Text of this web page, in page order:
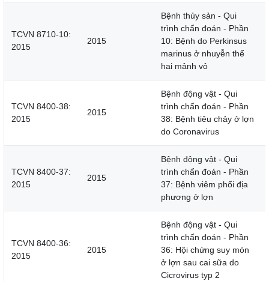
TCVN 8710-10:
2015
2015
Bệnh thủy sản - Qui
trình chẩn đoán - Phần
10: Bệnh do Perkinsus
marinus ở nhuyễn thể
hai mảnh vỏ
TCVN 8400-38:
2015
2015
Bệnh động vật - Qui
trình chẩn đoán - Phần
38: Bệnh tiêu chảy ở lợn
do Coronavirus
TCVN 8400-37:
2015
2015
Bệnh động vật - Qui
trình chẩn đoán - Phần
37: Bệnh viêm phổi địa
phương ở lợn
TCVN 8400-36:
2015
2015
Bệnh động vật - Qui
trình chẩn đoán - Phần
36: Hội chứng suy mòn
ở lợn sau cai sữa do
Cicrovirus typ 2